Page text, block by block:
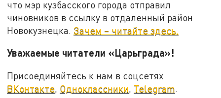
что мэр кузбасского города отправил
чиновников в ссылку в отдаленный район
Новокузнецка. Зачем – читайте здесь.
Уважаемые читатели «Царьграда»!
Присоединяйтесь к нам в соцсетях
ВКонтакте, Одноклассники, Telegram.